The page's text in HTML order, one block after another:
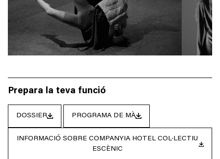
Prepara la teva funció
DOSSIER PROGRAMA DE MÀ
INFORMACIÓ SOBRE COMPANYIA HOTEL COL·LECTIU
ESCÈNIC